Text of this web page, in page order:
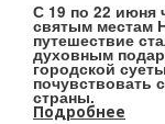
С 19 по 22 июня
святым местам
путешествие
духовным
городской
почувствовать
страны.
Подробнее